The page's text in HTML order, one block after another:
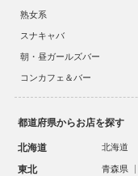
熟女系
スナキャバ
朝・昼ガールズバー
コンカフェ＆バー
都道府県からお店を探す
北海道 北海道
東北 青森県